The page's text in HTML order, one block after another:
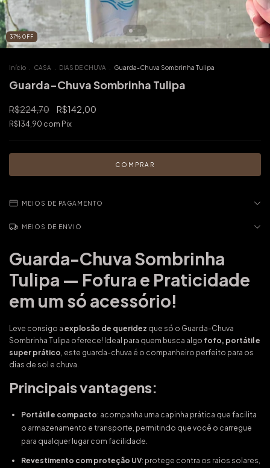
37% OFF
Início CASA DIAS DE CHUVA Guarda-Chuva Sombrinha Tulipa
Guarda-Chuva Sombrinha Tulipa
R$224,70 R$142,00
R$134,90 com Pix
MEIOS DE PAGAMENTO
MEIOS DE ENVIO
Guarda-Chuva Sombrinha
Tulipa — Fofura e Praticidade
em um só acessório!
Leve consigo a explosão de queridez que só o Guarda-Chuva
Sombrinha Tulipa oferece! Ideal para quem busca algo fofo, portátil e
super prático , este guarda-chuva é o companheiro perfeito para os
dias de sol e chuva.
Principais vantagens:
Portátil e compacto: acompanha uma capinha prática que facilita
o armazenamento e transporte, permitindo que você o carregue
para qualquer lugar com facilidade.
Revestimento com proteção UV: protege contra os raios solares,